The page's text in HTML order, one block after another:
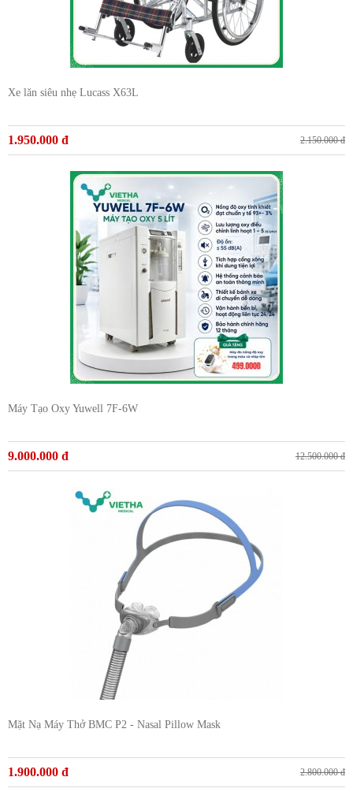
Xe lăn siêu nhẹ Lucass X63L
1.950.000 đ 2.150.000 đ
Máy Tạo Oxy Yuwell 7F-6W
9.000.000 đ 12.500.000 đ
Mặt Nạ Máy Thở BMC P2 - Nasal Pillow Mask
1.900.000 đ 2.800.000 đ